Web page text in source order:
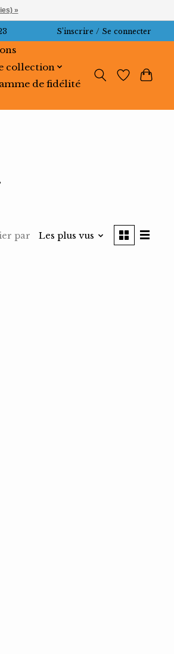
S’inscrire / Se connecter
collection
de fidélité
par Les plus vus
»